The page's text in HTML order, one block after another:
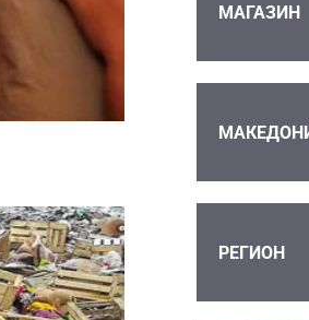
МАГАЗИН
РЕГИОН